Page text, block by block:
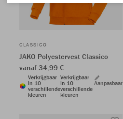
CLASSICO
JAKO Polyestervest Classico
vanaf 34,99 €
Verkrijgbaar
in 10
verschillende
kleuren
Verkrijgbaar
in 10
verschillende
kleuren
Aanpasbaar